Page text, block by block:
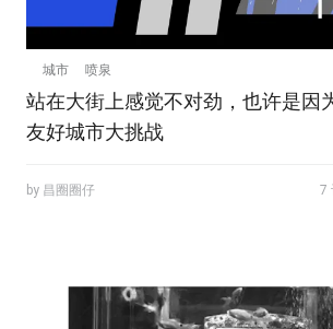
城市 喷泉
站在大街上感觉不对劲，也许是因
友好城市大挑战
by 昌圈圈仔 7